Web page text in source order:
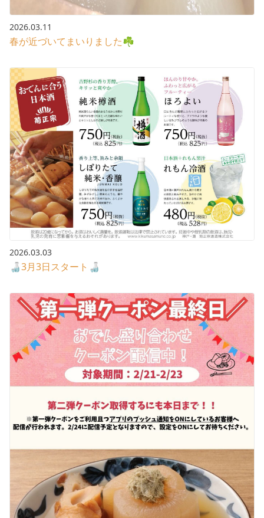
2026.03.11
春が近づいてまいりました☘️
2026.03.03
🍶3月3日スタート🍶